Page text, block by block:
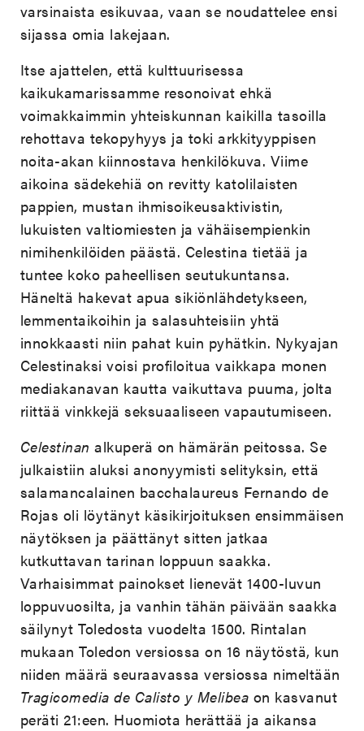
varsinaista esikuvaa, vaan se noudattelee ensi
sijassa omia lakejaan.
Itse ajattelen, että kulttuurisessa
kaikukamarissamme resonoivat ehkä
voimakkaimmin yhteiskunnan kaikilla tasoilla
rehottava tekopyhyys ja toki arkkityyppisen
noita-akan kiinnostava henkilökuva. Viime
aikoina sädekehiä on revitty katolilaisten
pappien, mustan ihmisoikeusaktivistin,
lukuisten valtiomiesten ja vähäisempienkin
nimihenkilöiden päästä. Celestina tietää ja
tuntee koko paheellisen seutukuntansa.
Häneltä hakevat apua sikiönlähdetykseen,
lemmentaikoihin ja salasuhteisiin yhtä
innokkaasti niin pahat kuin pyhätkin. Nykyajan
Celestinaksi voisi profiloitua vaikkapa monen
mediakanavan kautta vaikuttava puuma, jolta
riittää vinkkejä seksuaaliseen vapautumiseen.
Celestinan alkuperä on hämärän peitossa. Se
julkaistiin aluksi anonyymisti selityksin, että
salamancalainen bacchalaureus Fernando de
Rojas oli löytänyt käsikirjoituksen ensimmäisen
näytöksen ja päättänyt sitten jatkaa
kutkuttavan tarinan loppuun saakka.
Varhaisimmat painokset lienevät 1400-luvun
loppuvuosilta, ja vanhin tähän päivään saakka
säilynyt Toledosta vuodelta 1500. Rintalan
mukaan Toledon versiossa on 16 näytöstä, kun
niiden määrä seuraavassa versiossa nimeltään
Tragicomedia de Calisto y Melibea on kasvanut
peräti 21:een. Huomiota herättää ja aikansa